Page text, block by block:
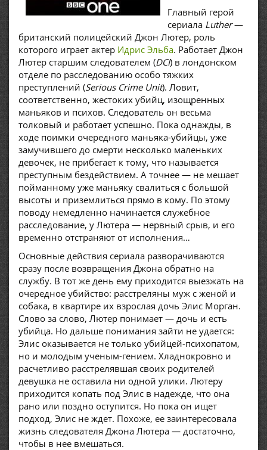
Главный герой
сериала Luther—
британский полицейский Джон Лютер, роль
которого играет актер Идрис Эльба. Работает Джон
Лютер старшим следователем (DCI) в лондонском
отделе по расследованию особо тяжких
преступлений (Serious Crime Unit). Ловит,
соответственно, жестоких убийц, изощренных
маньяков и психов. Следователь он весьма
толковый и работает успешно. Пока однажды, в
ходе поимки очередного маньяка-убийцы, уже
замучившего до смерти несколько маленьких
девочек, не прибегает к тому, что называется
преступным бездействием. А точнее — не мешает
пойманному уже маньяку свалиться с большой
высоты и приземлиться прямо в кому. По этому
поводу немедленно начинается служебное
расследование, у Лютера — нервный срыв, и его
временно отстраняют от исполнения…
Основные действия сериала разворачиваются
сразу после возвращения Джона обратно на
службу. В тот же день ему приходится выезжать на
очередное убийство: расстреляны муж с женой и
собака, в квартире их взрослая дочь Элис Морган.
Слово за слово, Лютер понимает — дочь и есть
убийца. Но дальше понимания зайти не удается:
Элис оказывается не только убийцей-психопатом,
но и молодым ученым-гением. Хладнокровно и
расчетливо расстрелявшая своих родителей
девушка не оставила ни одной улики. Лютеру
приходится копать под Элис в надежде, что она
рано или поздно оступится. Но пока он ищет
подход, Элис не ждет. Похоже, ее заинтересовала
жизнь следователя Джона Лютера — достаточно,
чтобы в нее вмешаться.